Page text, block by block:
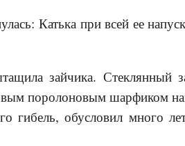
Катька при всей ее
зайчика. Стеклянный
поролоновым шарфиком
гибель, обусловил много